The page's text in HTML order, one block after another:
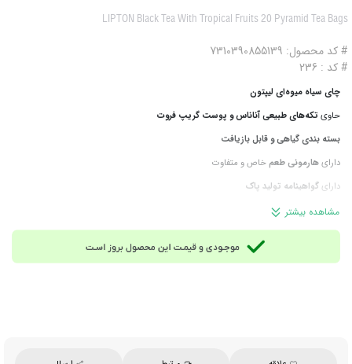
LIPTON Black Tea With Tropical Fruits 20 Pyramid Tea Bags
# کد محصول: 7310390855139
# کد : 236
چای سیاه میوه‌ای لیپتون
حاوی تکه‌های طبیعی آناناس و پوست گریپ فروت
بسته بندی گیاهی و قابل بازیافت
دارایهارمونی طعم خاص و متفاوت
دارای گواهینامه تولید پاک
تعداد:20 عدد تی بگ هرمی (مثلثی) شکل
وزن:36 گرم
محصول روسیه
تحت لیسانس لیپتون بریتانیا
مشاهده بیشتر